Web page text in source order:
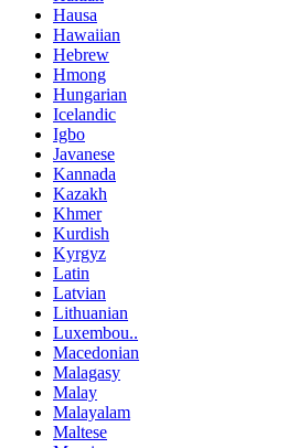
Hausa
Hawaiian
Hebrew
Hmong
Hungarian
Icelandic
Igbo
Javanese
Kannada
Kazakh
Khmer
Kurdish
Kyrgyz
Latin
Latvian
Lithuanian
Luxembou..
Macedonian
Malagasy
Malay
Malayalam
Maltese